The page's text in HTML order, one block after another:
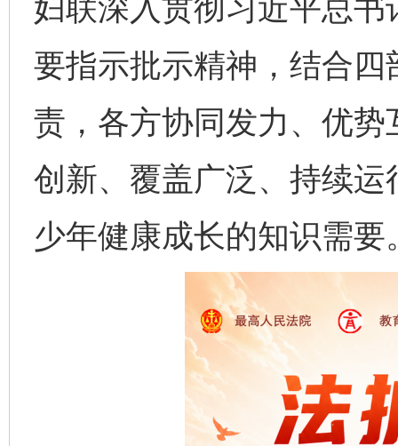
妇联深入贯彻习近平总
要指示批示精神，结合
责，各方协同发力、优
创新、覆盖广泛、持续
少年健康成长的知识需要